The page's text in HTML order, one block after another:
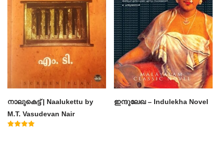
നാലുകെട്ട് | Naalukettu by
M.T. Vasudevan Nair
ഇന്ദുലേഖ – Indulekha Novel